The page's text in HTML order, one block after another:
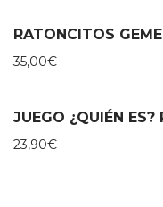
35,00€
23,90€